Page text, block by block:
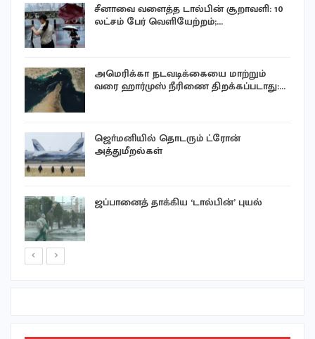
சீனாவை வளைத்த டால்பின் சூறாவளி: 10
லட்சம் பேர் வெளியேற்றம்;…
அமெரிக்கா நடவடிக்கையை மாற்றும்
வரை ஹார்முஸ் நீரிணை திறக்கப்படாது:…
ஜொ்மனியில் தொடரும் ட்ரோன்
அத்துமீறல்கள்
ஜப்பானைத் தாக்கிய ‘டால்பின்’ புயல்